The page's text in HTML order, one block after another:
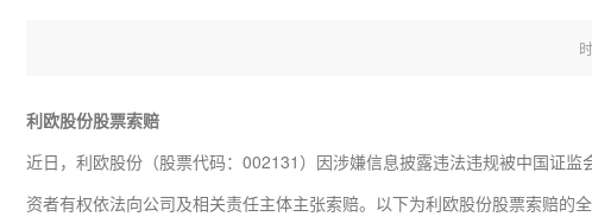
利欧股份股票索赔
近日，利欧股份（股票代码：002131）因涉嫌信息披露违法违规被中国证
资者有权依法向公司及相关责任主体主张索赔。以下为利欧股份股票索赔的全